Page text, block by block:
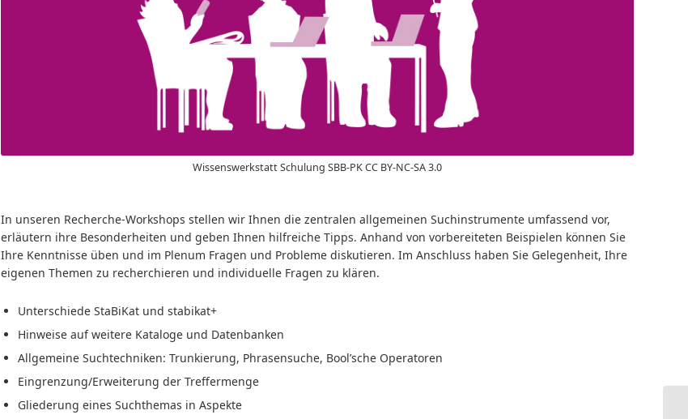
Wissenswerkstatt Schulung SBB-PK CC BY-NC-SA 3.0
In unseren Recherche-Workshops stellen wir Ihnen die zentralen allgemeinen Suchinstrumente umfassend vor,
erläutern ihre Besonderheiten und geben Ihnen hilfreiche Tipps. Anhand von vorbereiteten Beispielen können Sie
Ihre Kenntnisse üben und im Plenum Fragen und Probleme diskutieren. Im Anschluss haben Sie Gelegenheit, Ihre
eigenen Themen zu recherchieren und individuelle Fragen zu klären.
Unterschiede StaBiKat und stabikat+
Hinweise auf weitere Kataloge und Datenbanken
Allgemeine Suchtechniken: Trunkierung, Phrasensuche, Bool’sche Operatoren
Eingrenzung/Erweiterung der Treffermenge
Gliederung eines Suchthemas in Aspekte